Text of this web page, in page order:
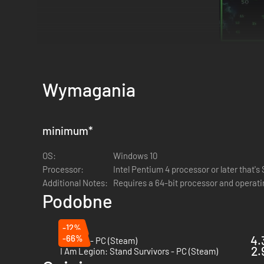
Survive hordes of nightmarish creatures. This game
resources and upgrades when and where you can.
A gauntlet of Bullet Hell bosses will test both your
Wymagania
minimum*
OS:
Windows 10
Processor:
Intel Pentium 4 processor or later that's
Additional Notes:
Requires a 64-bit processor and
Podobne
-12%
Brotato - PC (Steam)
-66%
I Am Legion: Stand Survivors - PC (Steam)